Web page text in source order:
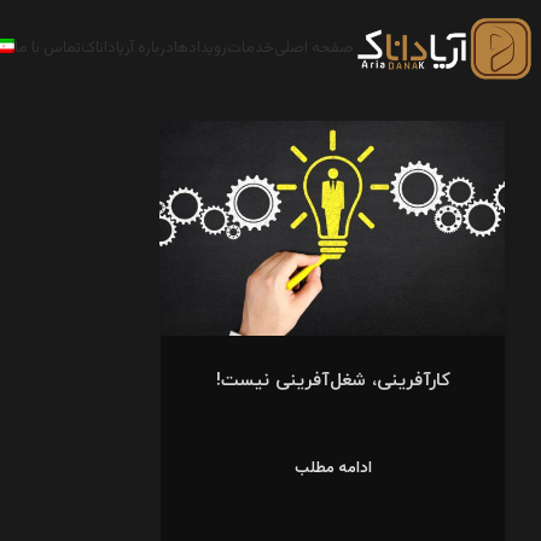
صفحه اصلی خدمات رویدادها درباره آریاداناکتماس با ما
کارآفرینی، شغل‌آفرینی نیست!
ادامه مطلب